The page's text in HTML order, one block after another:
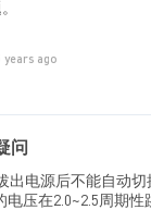
years ago
问
出电源后不能自动切
电压在2.0~2.5周期